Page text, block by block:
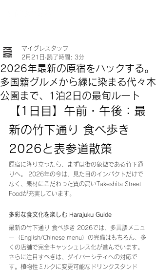
2026年最新の原宿をハックする。
多国籍グルメから緑に染まる代々木
公園まで、1泊2日の最旬ルート
マイグレスタッフ
2月21日 読了時間: 3分
【1日目】午前・午後：最
新の竹下通り 食べ歩き
2026と表参道散策
原宿に降り立ったら、まずは街の象徴である竹下通
りへ。 2026年の今は、見た目のインパクトだけで
なく、素材にこだわった質の高いTakeshita Street
Foodが充実しています。
多彩な食文化を楽しむ Harajuku Guide
最新の竹下通り 食べ歩き 2026では、多言語メニュ
ー（English/Chinese menu）の完備はもちろん、多
くの店舗で完全キャッシュレス化が進んでいます。
さらに注目すべきは、ダイバーシティへの対応で
す。植物性ミルクに変更可能なドリンクスタンド